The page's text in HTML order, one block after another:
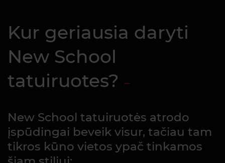
Kur geriausia daryti
New School
tatuiruotes?
New School tatuiruotės atrodo
įspūdingai beveik visur, tačiau tam
tikros kūno vietos ypač tinkamos